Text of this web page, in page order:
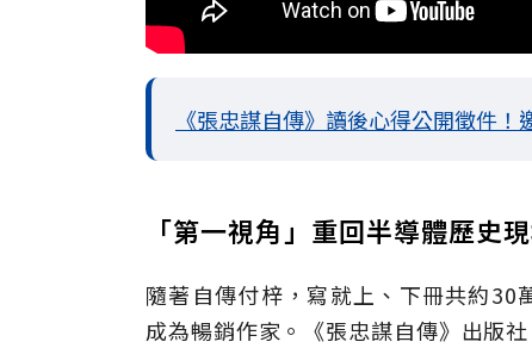
《張忠謀自傳》讀後心得公開徵件！
「第一視角」重回半導體歷史
隨著自傳付梓，寫就上、下冊共約30
成為暢銷作家。《張忠謀自傳》出版